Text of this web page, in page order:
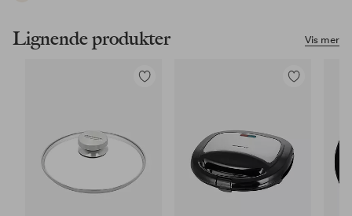
Vis mer
Lignende produkter
Legg
Legg